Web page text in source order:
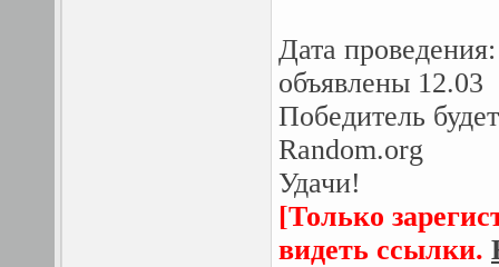
Дата
объявлены 12.03
Победитель
Random.org
Удачи!
[Только
видеть ссылки.